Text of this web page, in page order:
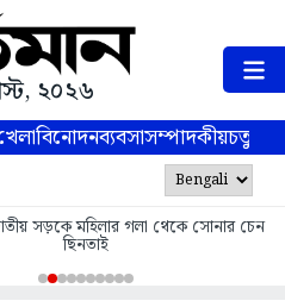
২০২৬
বিনোদনব্যবসাসম্পাদকীয়
সড়কে মহিলার গলা থেকে সোনার চেন
ছিনতাই